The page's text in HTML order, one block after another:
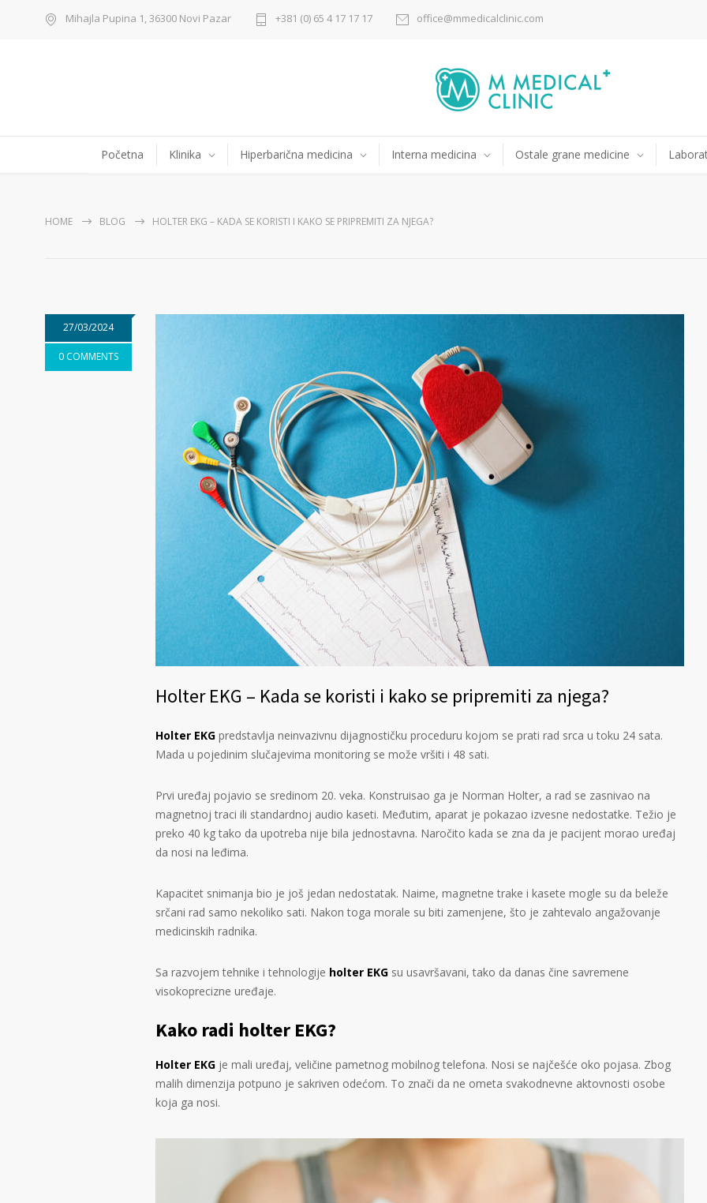
Mihajla Pupina 1, 36300 Novi Pazar +381 (0) 65 4 17 17 17 office@mmedicalclinic.com
Početna Klinika Hiperbarična medicina Interna medicina Ostale grane medicine
HOME BLOG HOLTER EKG – KADA SE KORISTI I KAKO SE PRIPREMITI ZA NJEGA?
27/03/2024
0 COMMENTS
Holter EKG – Kada se koristi i kako se pripremiti za njega?
Holter EKG predstavlja neinvazivnu dijagnostičku proceduru kojom se prati rad srca u toku 24 sata.
Mada u pojedinim slučajevima monitoring se može vršiti i 48 sati.
Prvi uređaj pojavio se sredinom 20. veka. Konstruisao ga je Norman Holter, a rad se zasnivao na
magnetnoj traci ili standardnoj audio kaseti. Međutim, aparat je pokazao izvesne nedostatke. Težio je
preko 40 kg tako da upotreba nije bila jednostavna. Naročito kada se zna da je pacijent morao uređaj
da nosi na leđima.
Kapacitet snimanja bio je još jedan nedostatak. Naime, magnetne trake i kasete mogle su da beleže
srčani rad samo nekoliko sati. Nakon toga morale su biti zamenjene, što je zahtevalo angažovanje
medicinskih radnika.
Sa razvojem tehnike i tehnologije holter EKG su usavršavani, tako da danas čine savremene
visokoprecizne uređaje.
Kako radi holter EKG?
Holter EKG je mali uređaj, veličine pametnog mobilnog telefona. Nosi se najčešće oko pojasa. Zbog
malih dimenzija potpuno je sakriven odećom. To znači da ne ometa svakodnevne aktovnosti osobe
koja ga nosi.